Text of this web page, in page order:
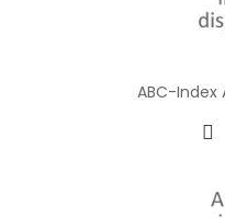
ABC-Index